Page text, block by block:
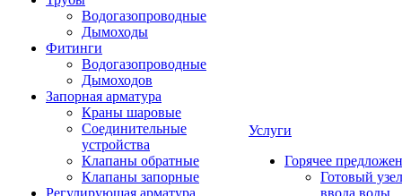
Водогазопроводные
Дымоходы
Фитинги
Водогазопроводные
Дымоходов
Запорная арматура
Краны шаровые
Соединительные
устройства
Клапаны обратные
Клапаны запорные
Регулирующая арматура
Услуги
Горячее
Готовый узел
ввода воды